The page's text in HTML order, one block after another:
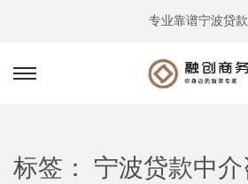
专业靠谱宁波贷款
转
航
跳
容
标签： 宁波贷款中